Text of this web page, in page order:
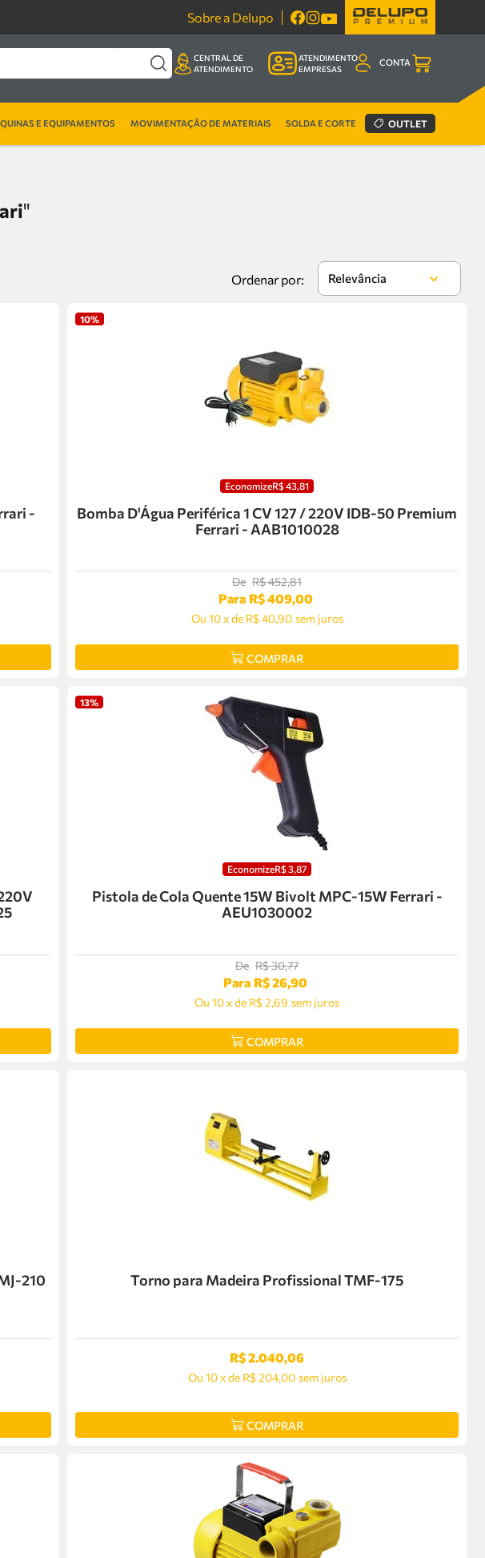
Sobre a Delupo
CENTRAL DE
ATENDIMENTO
ATENDIMENTO
EMPRESAS
CONTA
E EQUIPAMENTOS MOVIMENTAÇÃO DE MATERIAIS SOLDA E CORTE OUTLET
Relevância
-
10%
EconomizeR$43 81
Bomba D'Água Periférica 1 CV 127 / 220V IDB-50 Premium
Ferrari - AAB1010028
De R$452,81
Para R$409,00
Ou 10 xde R$ 40,90 sem juros
COMPRAR
13%
EconomizeR$3,87
Pistola de Cola Quente 15W Bivolt MPC-15W Ferrari -
AEU1030002
De R$30,77
Para R$26,90
Ou 10xde R$ 2,69 sem juros
COMPRAR
210
Torno para Madeira Profissional TMF-175
R$2.040,06
Ou 10 xde R$ 204,00 sem juros
COMPRAR